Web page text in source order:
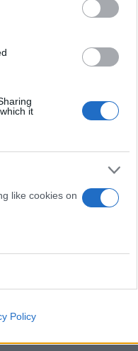
it
like cookies on
Policy
Όταν η εμμονή με το